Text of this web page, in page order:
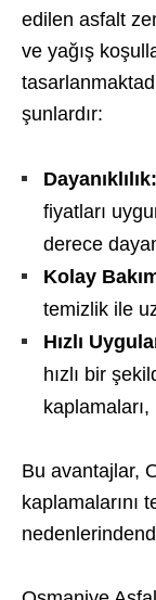
edilen asfalt
ve yağış
şunlardır:
Dayanıklılık:
fiyatları
derece
Kolay
temizlik ile
Hızlı
hızlı bir
Bu avantajlar,
kaplamalarını